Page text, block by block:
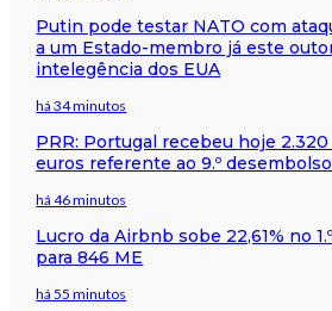
Putin pode testar NATO com
a um Estado-membro já este
intelegência dos EUA
há 34 minutos
PRR: Portugal recebeu hoje
euros referente ao 9.º desembolso
há 46 minutos
Lucro da Airbnb sobe 22,61% no
para 846 ME
há 55 minutos